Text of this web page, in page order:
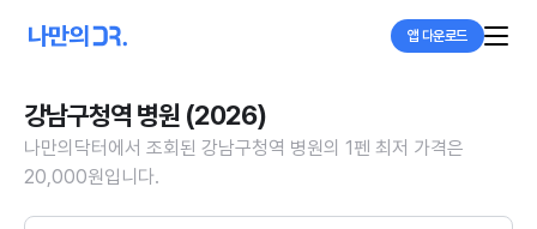
앱 다운로드
강남구청역 병원 (2026)
나만의닥터에서 조회된 강남구청역 병원의 1펜 최저 가격은
20,000원입니다.